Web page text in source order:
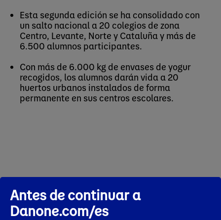
Antes de continuar a
Danone.com/es
Esta segunda edición se ha consolidado con
un salto nacional a 20 colegios de zona
Centro, Levante, Norte y Cataluña y más de
6.500 alumnos participantes.
Con más de 6.000 kg de envases de yogur
recogidos, los alumnos darán vida a 20
huertos urbanos instalados de forma
permanente en sus centros escolares.
Sala de prensa